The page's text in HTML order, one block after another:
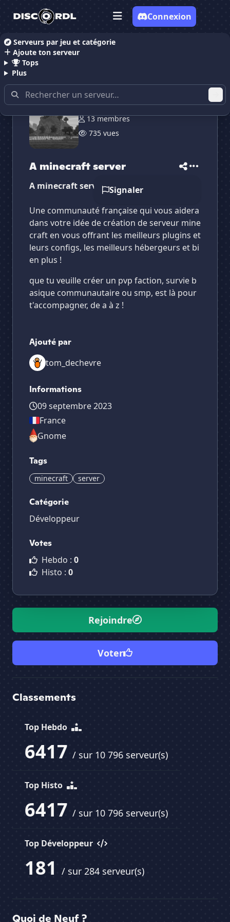
Serveurs par jeu et catégorie
Ajoute ton serveur
Tops
Plus
Connexion
Accueil Serveurs Discord Développeur
13 membres
735 vues
A minecraft server
Signaler
A minecraft server
Une communauté française qui vous aidera
dans votre idée de création de serveur mine
craft en vous offrant les meilleurs plugins et
leurs configs, les meilleurs hébergeurs et bi
en plus !
que tu veuille créer un pvp faction, survie b
asique communautaire ou smp, est là pour
t'accompagner, de a à z !
Ajouté par
tom_dechevre
Informations
09 septembre 2023
France
Gnome
Tags
minecraft server
Catégorie
Développeur
Votes
Hebdo : 0
Histo : 0
Rejoindre
Voter
Vote pour
Classements
Top Hebdo
6417 / sur 10 796 serveur(s)
Top Histo
6417 / sur 10 796 serveur(s)
Top Développeur
181 / sur 284 serveur(s)
Quoi de Neuf ?
A minecraft server
Es-tu sûr de vouloir supprimer ton avis de ce
serveur ?
Supprimer
A minecraft server